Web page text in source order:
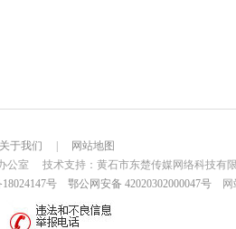
关于我们
网站地图
公室 技术支持：黄石市东楚传媒网络科技有
号 鄂公网安备 42020302000047号 网